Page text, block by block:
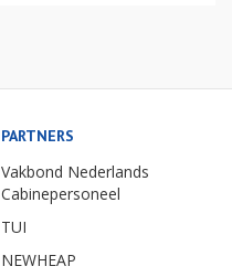
PARTNERS
Vakbond Nederlands
Cabinepersoneel
TUI
NEWHEAP